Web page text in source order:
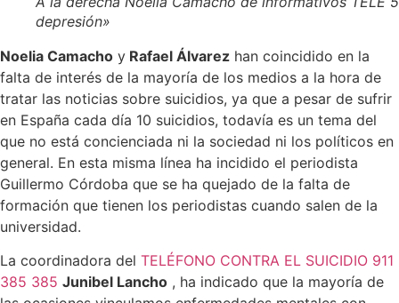
depresión»
Noelia Camacho y Rafael Álvarez han coincidido en la
falta de interés de la mayoría de los medios a la hora de
tratar las noticias sobre suicidios, ya que a pesar de sufrir
en España cada día 10 suicidios, todavía es un tema del
que no está concienciada ni la sociedad ni los políticos en
general. En esta misma línea ha incidido el periodista
Guillermo Córdoba que se ha quejado de la falta de
formación que tienen los periodistas cuando salen de la
universidad.
La coordinadora del TELÉFONO CONTRA EL SUICIDIO 911
385 385 Junibel Lancho , ha indicado que la mayoría de